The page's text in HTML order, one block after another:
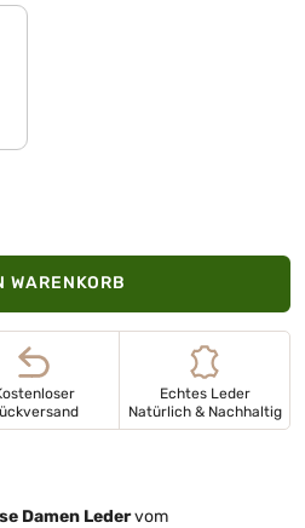
WARENKORB
Echtes Leder
Natürlich & Nachhaltig
Damen Ledervom